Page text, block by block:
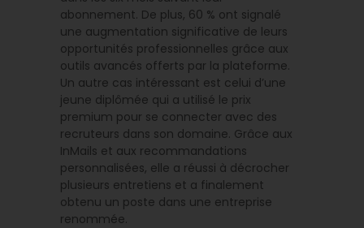
abonnement. De plus, 60 % ont signalé
une augmentation significative de leurs
opportunités professionnelles grâce aux
outils avancés offerts par la plateforme.
Un autre cas intéressant est celui d’une
jeune diplômée qui a utilisé le prix
premium pour se connecter avec des
recruteurs dans son domaine. Grâce aux
InMails et aux recommandations
personnalisées, elle a réussi à décrocher
plusieurs entretiens et a finalement
obtenu un poste dans une entreprise
renommée.